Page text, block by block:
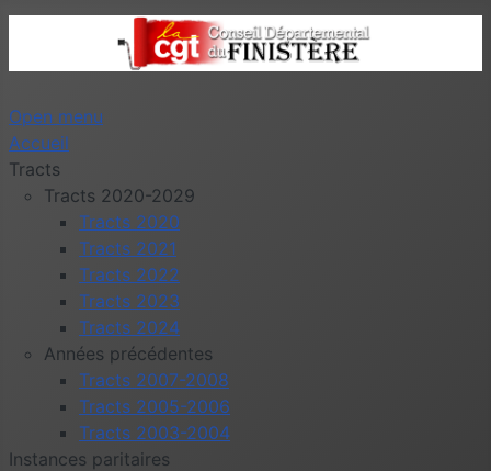
Open menu
Accueil
Tracts
Tracts 2020-2029
Tracts 2020
Tracts 2021
Tracts 2022
Tracts 2023
Tracts 2024
Années précédentes
Tracts 2007-2008
Tracts 2005-2006
Tracts 2003-2004
Instances paritaires